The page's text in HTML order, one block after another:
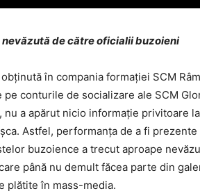
de către oficialii buzoieni
în compania formaţiei SCM
conturile de socializare ale SCM
a apărut nicio informaţie privitoare
Astfel, performanţa de a fi prezente
buzoience a trecut aproape
până nu demult făcea parte din
plătite în mass-media.